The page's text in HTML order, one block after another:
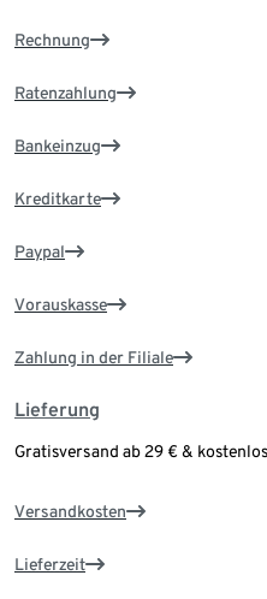
Rechnung
Ratenzahlung
Bankeinzug
Kreditkarte
Paypal
Vorauskasse
Zahlung in der Filiale
Lieferung
Gratisversand ab 29 € &
Versandkosten
Lieferzeit